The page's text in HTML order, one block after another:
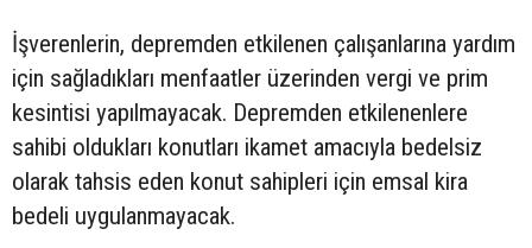
İşverenlerin, depremden etkilenen çalışanlarına yardım
için sağladıkları menfaatler üzerinden vergi ve prim
kesintisi yapılmayacak. Depremden etkilenenlere
sahibi oldukları konutları ikamet amacıyla bedelsiz
olarak tahsis eden konut sahipleri için emsal kira
bedeli uygulanmayacak.